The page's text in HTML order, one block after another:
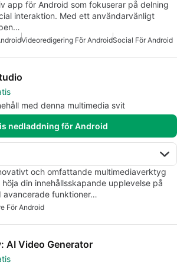
app för Android som fokuserar på delning
interaktion. Med ett användarvänligt
Videoredigering För AndroidSocial För Android
med denna multimedia svit
nedladdning för Android
och omfattande multimediaverktyg
din innehållsskapande upplevelse på
avancerade funktioner…
För Android
AI Video Generator